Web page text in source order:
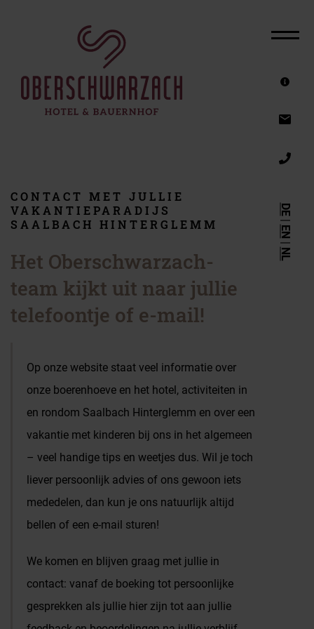
DE
|
EN
|
NL
HET HOTEL
KAMERS & AANBOD
FAMILIEHOTEL
PAARDRIJDEN OP VAKANTIE
CADEAUBONNEN
SERVICE
CONTACT MET JULLIE
VAKANTIEPARADIJS
SAALBACH HINTERGLEMM
Het Oberschwarzach-
team kijkt uit naar jullie
telefoontje of e-mail!
Op onze website staat veel informatie over
onze boerenhoeve en het hotel, activiteiten in
en rondom Saalbach Hinterglemm en over een
vakantie met kinderen bij ons in het algemeen
– veel handige tips en weetjes dus. Wil je toch
liever persoonlijk advies of ons gewoon iets
mededelen, dan kun je ons natuurlijk altijd
bellen of een e-mail sturen!
We komen en blijven graag met jullie in
contact: vanaf de boeking tot persoonlijke
gesprekken als jullie hier zijn tot aan jullie